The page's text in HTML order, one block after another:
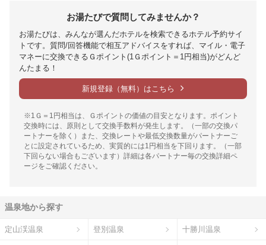
お湯たびで質問してみませんか？
お湯たびは、みんなが選んだホテルを検索できるホテル予約サイ
トです。質問/回答機能で相互アドバイスをすれば、マイル・電子
マネーに交換できるＧポイント(1Ｇポイント＝1円相当)がどんど
んたまる！
新規登録（無料）はこちら
※1Ｇ＝1円相当は、Ｇポイントの価値の目安となります。ポイント
交換時には、原則として交換手数料が発生します。（一部の交換パ
ートナーを除く）また、交換レートや最低交換数量がパートナーご
とに設定されているため、実質的には1円相当を下回ります。（一部
下回らない場合もございます）詳細は各パートナー毎の交換詳細ペ
ージをご確認ください。
温泉地から探す
定山渓温泉 登別温泉 十勝川温泉